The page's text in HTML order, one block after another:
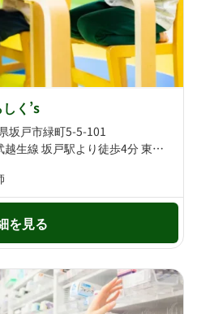
く’s
戸市緑町5-5-101
東武東上本線・東武越生線 坂戸駅より徒歩4分 東武東上本線 若葉駅より徒歩19分
を見る